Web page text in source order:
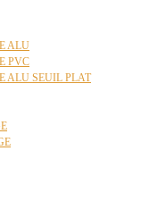
ALU
PVC
ALU SEUIL PLAT